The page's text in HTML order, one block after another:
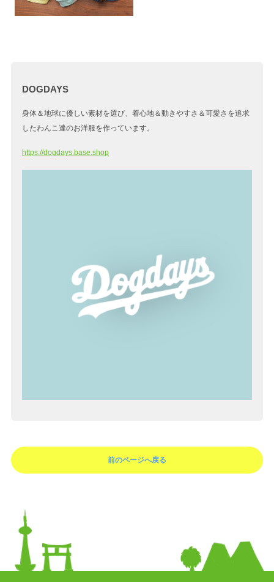
DOGDAYS
身体＆地球に優しい素材を選び、着心地＆動きやすさ＆可愛さを追求
したわんこ達のお洋服を作っています。
https://dogdays.base.shop
前のページへ戻る